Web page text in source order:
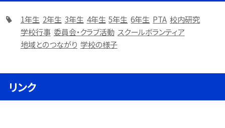
1年生 2年生 3年生 4年生 5年生 6年生 PTA 校内研究
学校行事 委員会・クラブ活動 スクールボランティア
地域とのつながり 学校の様子
リンク